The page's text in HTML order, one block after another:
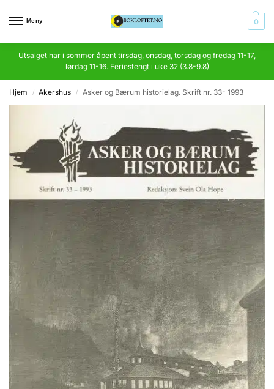
Meny 0
Utsalget har i sommer åpent tirsdag, onsdag, torsdag og fredag 11-17,
lørdag 11-16. Feriestengt i uke 32 (3.8-9.8)
Hjem / Akershus / Asker og Bærum historielag. Skrift nr. 33- 1993